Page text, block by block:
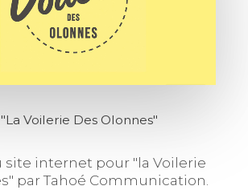
Voilerie Des Olonnes"
site internet pour "la Voilerie
par Tahoé Communication.